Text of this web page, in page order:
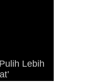
Lebih
Fitri 1443
2019